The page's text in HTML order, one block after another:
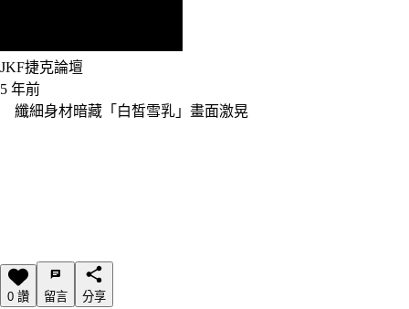
JKF捷克論壇
5 年前
纖細身材暗藏「白皙雪乳」畫面激晃
0 讚 留言 分享